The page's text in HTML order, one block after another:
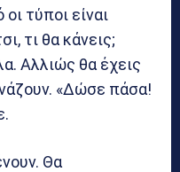
τύποι είναι
τι θα κάνεις;
Αλλιώς θα έχεις
«Δώσε πάσα!
Θα